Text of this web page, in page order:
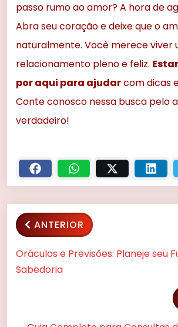
passo rumo ao amor? A hora de
Abra seu coração e deixe que o
naturalmente. Você merece viver
relacionamento pleno e feliz.
por aqui para ajudarcom dicas
Conte conosco nessa busca pelo
verdadeiro!
ANTERIOR
Oráculos e Previsões: Planeje seu
Sabedoria